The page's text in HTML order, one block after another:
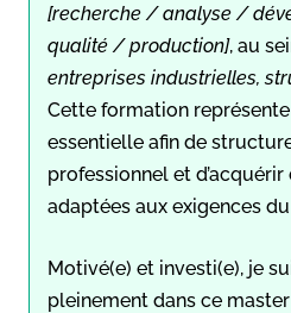
[recherche / analyse /
qualité / production], au
entreprises industrielles,
Cette formation
essentielle afin de
professionnel et
adaptées aux exigences
Motivé(e) et investi(e), je
pleinement dans ce